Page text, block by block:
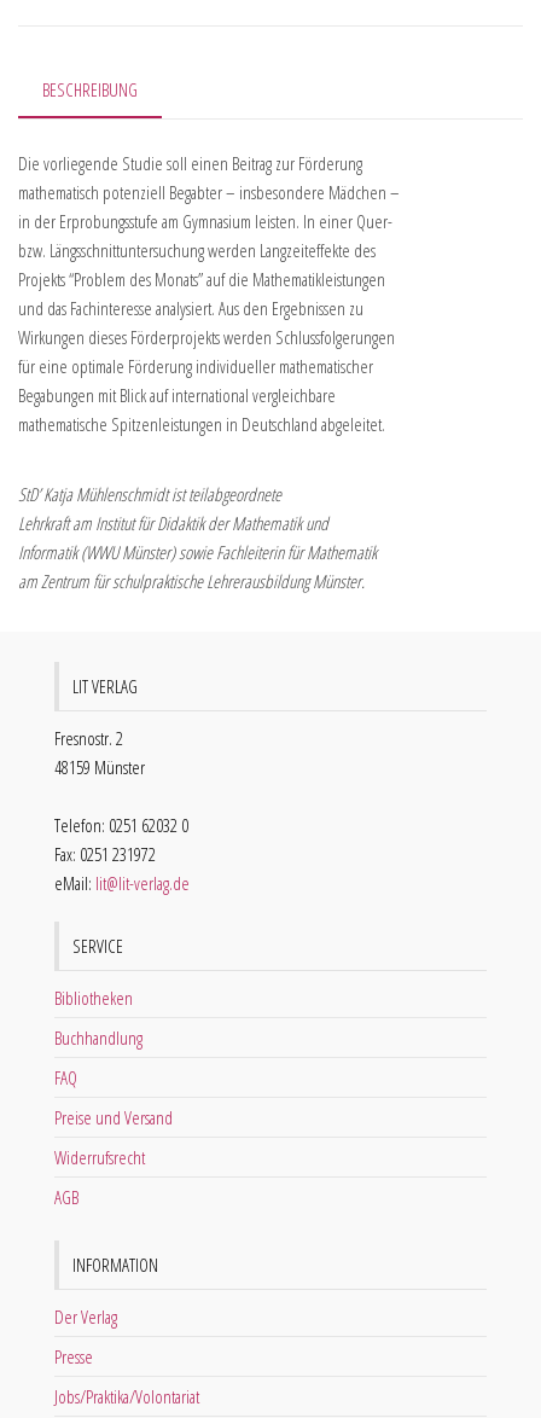
BESCHREIBUNG
Die vorliegende Studie soll einen Beitrag zur Förderung
mathematisch potenziell Begabter – insbesondere Mädchen –
in der Erprobungsstufe am Gymnasium leisten. In einer Quer-
bzw. Längsschnittuntersuchung werden Langzeiteffekte des
Projekts “Problem des Monats” auf die Mathematikleistungen
und das Fachinteresse analysiert. Aus den Ergebnissen zu
Wirkungen dieses Förderprojekts werden Schlussfolgerungen
für eine optimale Förderung individueller mathematischer
Begabungen mit Blick auf international vergleichbare
mathematische Spitzenleistungen in Deutschland abgeleitet.
StD’ Katja Mühlenschmidt ist teilabgeordnete
Lehrkraft am Institut für Didaktik der Mathematik und
Informatik (WWU Münster) sowie Fachleiterin für Mathematik
am Zentrum für schulpraktische Lehrerausbildung Münster.
LIT VERLAG
Fresnostr. 2
48159 Münster
Telefon: 0251 62032 0
Fax: 0251 231972
eMail: lit@lit-verlag.de
SERVICE
Bibliotheken
Buchhandlung
FAQ
Preise und Versand
Widerrufsrecht
AGB
INFORMATION
Der Verlag
Presse
Jobs/Praktika/Volontariat